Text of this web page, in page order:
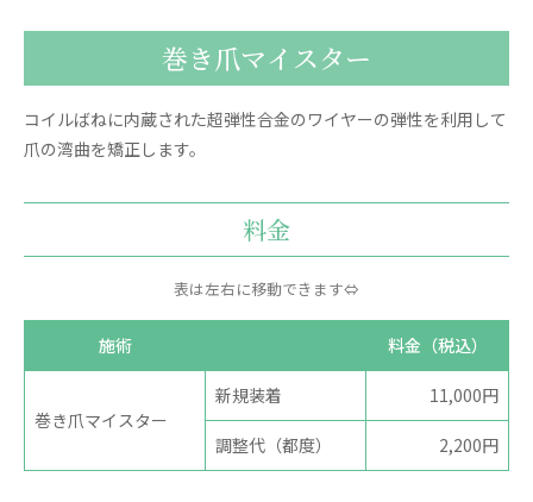
巻き爪マイスター
コイルばねに内蔵された超弾性合金のワイヤーの弾性を利用して
爪の湾曲を矯正します。
料金
表は左右に移動できます⇔
施術 料金（税込）
巻き爪マイスター
新規装着 11,000円
調整代（都度） 2,200円